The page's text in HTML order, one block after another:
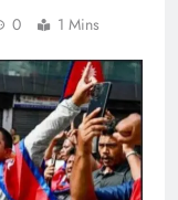
0 1 Mins